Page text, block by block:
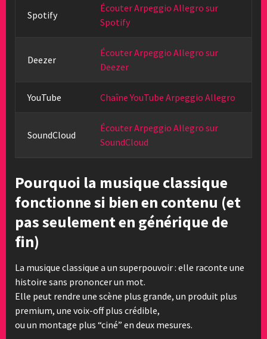
Spotify
Écouter Arpeggio Allegro sur
Spotify
Deezer
Écouter Arpeggio Allegro sur
Deezer
YouTube Chaîne YouTube Arpeggio Allegro
SoundCloud
Écouter Arpeggio Allegro sur
SoundCloud
Pourquoi la musique classique
fonctionne si bien en contenu (et
pas seulement en générique de
fin)
La musique classique a un superpouvoir : elle raconte une
histoire sans prononcer un mot.
Elle peut rendre une scène plus grande, un produit plus
premium, une voix-off plus crédible,
ou un montage plus “ciné” en deux mesures.